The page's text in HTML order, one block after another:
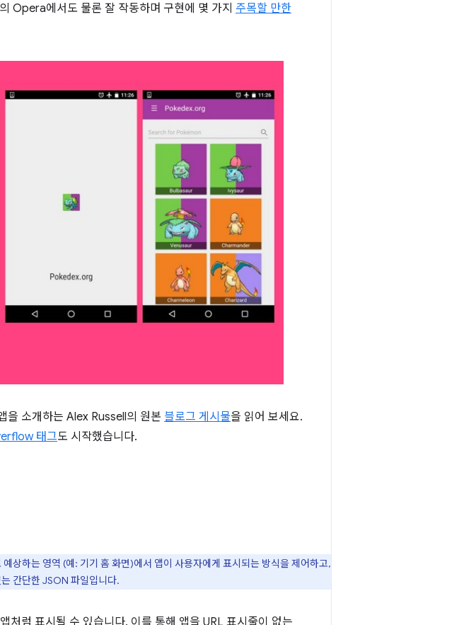
Opera에서도 물론 잘 작동하며 구현에 몇 가지 주목할 만한
을 소개하는 Alex Russell의 원본 블로그 게시물을 읽어 보세요.
태그도 시작했습니다.
상하는 영역 (예: 기기 홈 화면)에서 앱이 사용자에게 표시되는 방식을 제어하고,
간단한 JSON 파일입니다.
처럼 표시될 수 있습니다. 이를 통해 앱을 URL 표시줄이 없는